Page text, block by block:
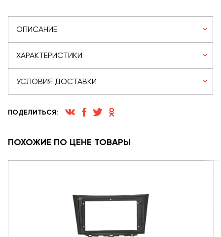
ОПИСАНИЕ
ХАРАКТЕРИСТИКИ
УСЛОВИЯ ДОСТАВКИ
ПОДЕЛИТЬСЯ:
ПОХОЖИЕ ПО ЦЕНЕ ТОВАРЫ